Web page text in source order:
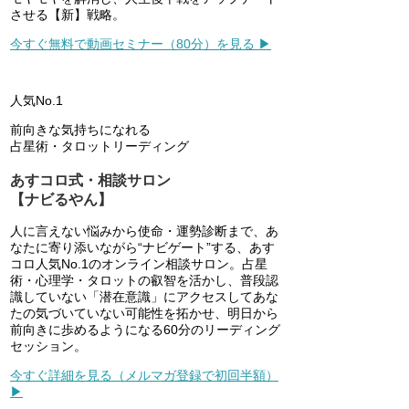
させる【新】戦略。
今すぐ無料で動画セミナー（80分）を見る ▶
人気No.1
前向きな気持ちになれる
占星術・タロットリーディング
あすコロ式・相談サロン
【ナビるやん】
人に言えない悩みから使命・運勢診断まで、あ
なたに寄り添いながら“ナビゲート”する、あす
コロ人気No.1のオンライン相談サロン。占星
術・心理学・タロットの叡智を活かし、普段認
識していない「潜在意識」にアクセスしてあな
たの気づいていない可能性を拓かせ、明日から
前向きに歩めるようになる60分のリーディング
セッション。
今すぐ詳細を見る（メルマガ登録で初回半額）
▶